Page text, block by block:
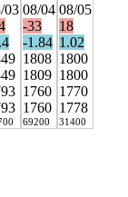
03 08/04
-33
-1.84
1808
1809
1760
1760
69200
08/05
18
1.02
1800
1800
1770
1778
31400